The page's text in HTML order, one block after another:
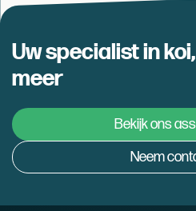
Uw specialist in
meer
Bekijk ons
Neem